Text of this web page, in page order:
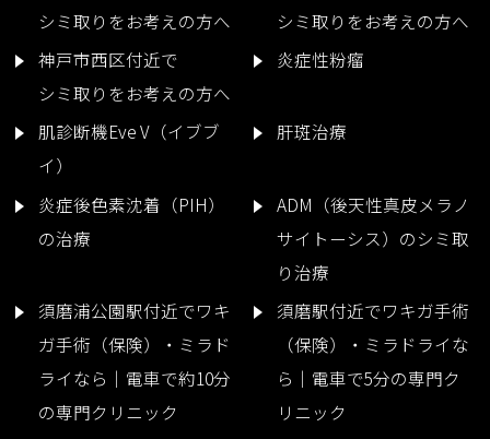
シミ取りをお考えの方へ
シミ取りをお考えの方へ
神戸市西区付近で
シミ取りをお考えの方へ
炎症性粉瘤
肌診断機Eve V（イブブ
イ）
肝斑治療
炎症後色素沈着（PIH）
の治療
ADM（後天性真皮メラノ
サイトーシス）のシミ取
り治療
須磨浦公園駅付近でワキ
ガ手術（保険）・ミラド
ライなら｜電車で約10分
の専門クリニック
須磨駅付近でワキガ手術
（保険）・ミラドライな
ら｜電車で5分の専門ク
リニック